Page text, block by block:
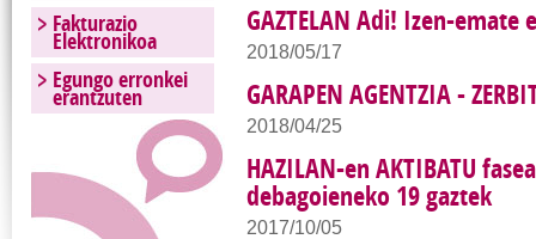
GAZTELAN Adi! Izen-emate
2018/05/17
GARAPEN AGENTZIA -
2018/04/25
HAZILAN-en AKTIBATU
debagoieneko 19 gaztek
2017/10/05
Fakturazio
Elektronikoa
Egungo erronkei
erantzuten